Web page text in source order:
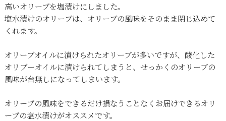
高いオリーブを塩漬けにしました。
塩水漬けのオリーブは、オリーブの風味をそのまま閉じ込めて
くれます。
オリーブオイルに漬けられたオリーブが多いですが、酸化した
オリブーオイルに漬けられてしまうと、せっかくのオリーブの
風味が台無しになってしまいます。
オリーブの風味をできるだけ損なうことなくお届けできるオリ
ーブの塩水漬けがオススメです。